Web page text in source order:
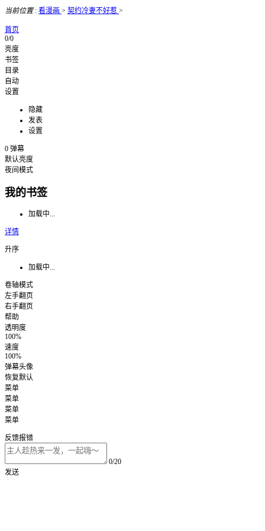
当前位置: 看漫画 > 契约冷妻不好惹 >
首页
0/0
亮度
书签
目录
自动
设置
隐藏
发表
设置
0 弹幕
默认亮度
夜间模式
我的书签
加载中...
详情
升序
加载中...
卷轴模式
左手翻页
右手翻页
帮助
透明度
100%
速度
100%
弹幕头像
恢复默认
菜单
菜单
菜单
菜单
反馈报错
0/20
发送